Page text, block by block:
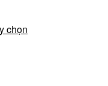
chọn